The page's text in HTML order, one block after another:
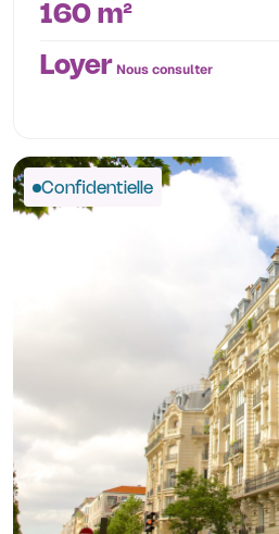
160 m²
Loyer Nous consulter
Confidentielle